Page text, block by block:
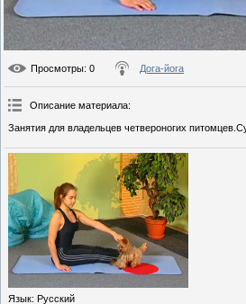
Просмотры: 0 Дога-йога
Описание материала:
Занятия для владельцев четвероногих
Язык: Русский